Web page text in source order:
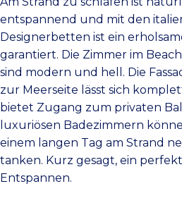
entspannend und mit den
Designerbetten ist ein
garantiert. Die Zimmer im
sind modern und hell. Die
zur Meerseite lässt sich
bietet Zugang zum privaten
luxuriösen Badezimmern
einem langen Tag am Strand
tanken. Kurz gesagt, ein
Entspannen.